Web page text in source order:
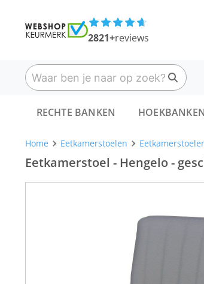
2821+reviews
RECHTE BANKEN HOEKBANKEN
Home Eetkamerstoelen
Eetkamerstoel - Hengelo -